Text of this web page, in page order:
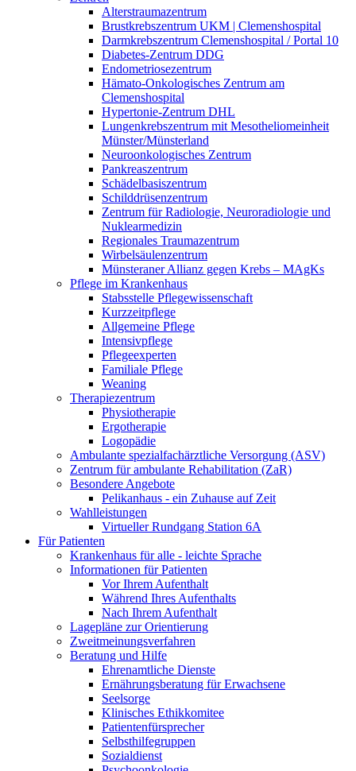
Alterstraumazentrum
Brustkrebszentrum UKM | Clemenshospital
Darmkrebszentrum Clemenshospital / Portal 10
Diabetes-Zentrum DDG
Endometriosezentrum
Hämato-Onkologisches Zentrum am
Clemenshospital
Hypertonie-Zentrum DHL
Lungenkrebszentrum mit Mesotheliomeinheit
Münster/Münsterland
Neuroonkologisches Zentrum
Pankreaszentrum
Schädelbasiszentrum
Schilddrüsenzentrum
Zentrum für Radiologie, Neuroradiologie und
Nuklearmedizin
Regionales Traumazentrum
Wirbelsäulenzentrum
Münsteraner Allianz gegen Krebs – MAgKs
Pflege im Krankenhaus
Stabsstelle Pflegewissenschaft
Kurzzeitpflege
Allgemeine Pflege
Intensivpflege
Pflegeexperten
Familiale Pflege
Weaning
Therapiezentrum
Physiotherapie
Ergotherapie
Logopädie
Ambulante spezialfachärztliche Versorgung (ASV)
Zentrum für ambulante Rehabilitation (ZaR)
Besondere Angebote
Pelikanhaus - ein Zuhause auf Zeit
Wahlleistungen
Virtueller Rundgang Station 6A
Für Patienten
Krankenhaus für alle - leichte Sprache
Informationen für Patienten
Vor Ihrem Aufenthalt
Während Ihres Aufenthalts
Nach Ihrem Aufenthalt
Lagepläne zur Orientierung
Zweitmeinungsverfahren
Beratung und Hilfe
Ehrenamtliche Dienste
Ernährungsberatung für Erwachsene
Seelsorge
Klinisches Ethikkomitee
Patientenfürsprecher
Selbsthilfegruppen
Sozialdienst